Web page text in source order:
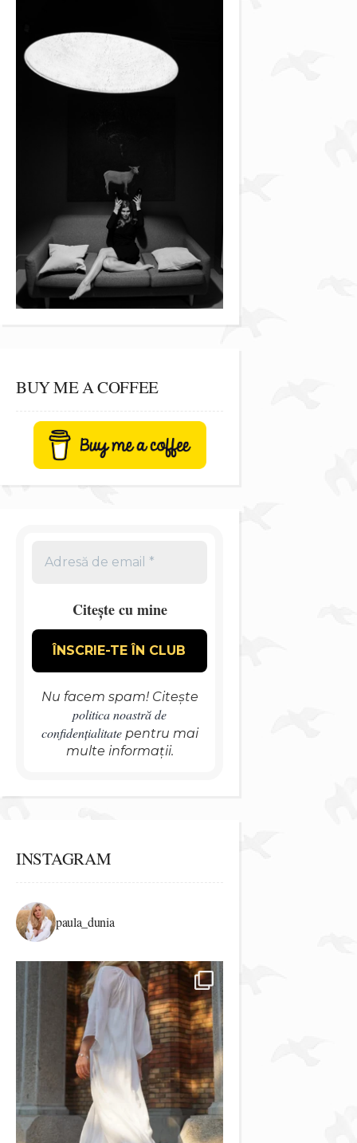
BUY ME A COFFEE
Citește cu mine
Nu facem spam! Citește
politica noastră de
confidențialitatepentru mai
multe informații.
INSTAGRAM
paula_dunia